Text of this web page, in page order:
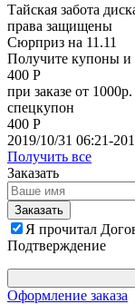
Тайская забота
права защищены
Сюрприз на 11.11
Получите купоны и
400 Р
при заказе от 1000р.
спецкупон
400 Р
2019/10/31 06:21-
Получить все
Заказать
Я прочитал
Подтверждение
Оформление заказа